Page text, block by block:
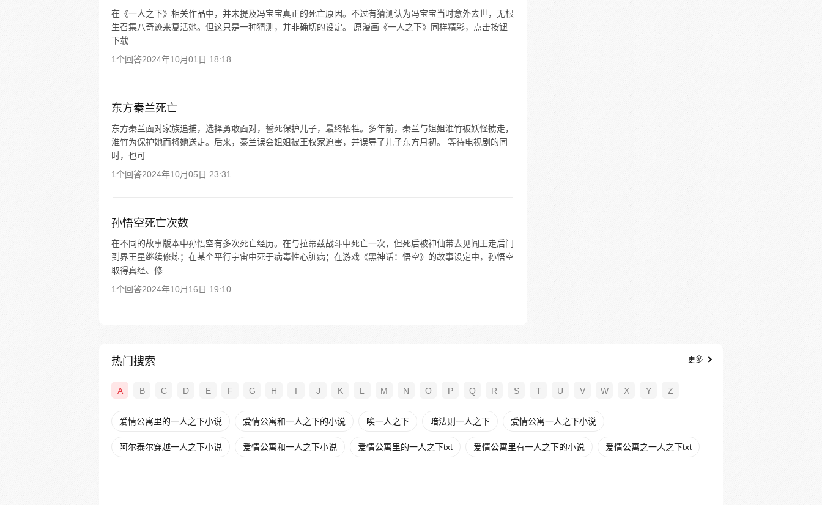
在《一人之下》相关作品中，并未提及冯宝宝真正的死亡原因。不过有猜测认为冯宝宝当时意外去世，无根
生召集八奇迹来复活她。但这只是一种猜测，并非确切的设定。 原漫画《一人之下》同样精彩，点击按钮
下载 ...
1个回答2024年10月01日 18:18
东方秦兰死亡
东方秦兰面对家族追捕，选择勇敢面对，誓死保护儿子，最终牺牲。多年前，秦兰与姐姐淮竹被妖怪掳走，
淮竹为保护她而将她送走。后来，秦兰误会姐姐被王权家迫害，并误导了儿子东方月初。 等待电视剧的同
时，也可...
1个回答2024年10月05日 23:31
孙悟空死亡次数
在不同的故事版本中孙悟空有多次死亡经历。在与拉蒂兹战斗中死亡一次，但死后被神仙带去见阎王走后门
到界王星继续修炼；在某个平行宇宙中死于病毒性心脏病；在游戏《黑神话：悟空》的故事设定中，孙悟空
取得真经、修...
1个回答2024年10月16日 19:10
热门搜索 更多
A B C D E F G H I J K L M N O P Q R S T U V W X Y Z
爱情公寓里的一人之下小说 爱情公寓和一人之下的小说 唉一人之下 暗法则一人之下 爱情公寓一人之下小说
阿尔泰尔穿越一人之下小说 爱情公寓和一人之下小说 爱情公寓里的一人之下txt 爱情公寓里有一人之下的小说 爱情公寓之一人之下txt